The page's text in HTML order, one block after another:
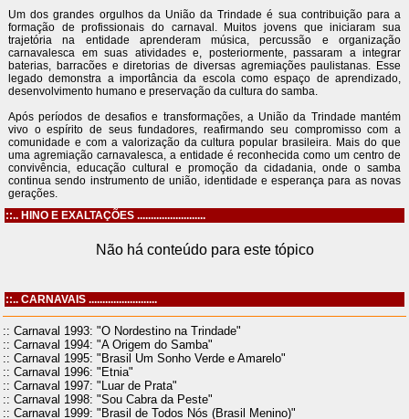
Um dos grandes orgulhos da União da Trindade é sua contribuição para a
formação de profissionais do carnaval. Muitos jovens que iniciaram sua
trajetória na entidade aprenderam música, percussão e organização
carnavalesca em suas atividades e, posteriormente, passaram a integrar
baterias, barracões e diretorias de diversas agremiações paulistanas. Esse
legado demonstra a importância da escola como espaço de aprendizado,
desenvolvimento humano e preservação da cultura do samba.
Após períodos de desafios e transformações, a União da Trindade mantém
vivo o espírito de seus fundadores, reafirmando seu compromisso com a
comunidade e com a valorização da cultura popular brasileira. Mais do que
uma agremiação carnavalesca, a entidade é reconhecida como um centro de
convivência, educação cultural e promoção da cidadania, onde o samba
continua sendo instrumento de união, identidade e esperança para as novas
gerações.
::.. HINO E EXALTAÇÕES .........................
Não há conteúdo para este tópico
::.. CARNAVAIS .........................
:: Carnaval 1993: "O Nordestino na Trindade"
:: Carnaval 1994: "A Origem do Samba"
:: Carnaval 1995: "Brasil Um Sonho Verde e Amarelo"
:: Carnaval 1996: "Etnia"
:: Carnaval 1997: "Luar de Prata"
:: Carnaval 1998: "Sou Cabra da Peste"
:: Carnaval 1999: "Brasil de Todos Nós (Brasil Menino)"